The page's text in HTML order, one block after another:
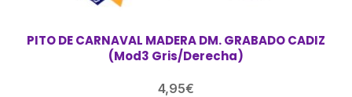
PITO DE CARNAVAL MADERA DM. GRABADO CADIZ
(Mod3 Gris/Derecha)
4,95€